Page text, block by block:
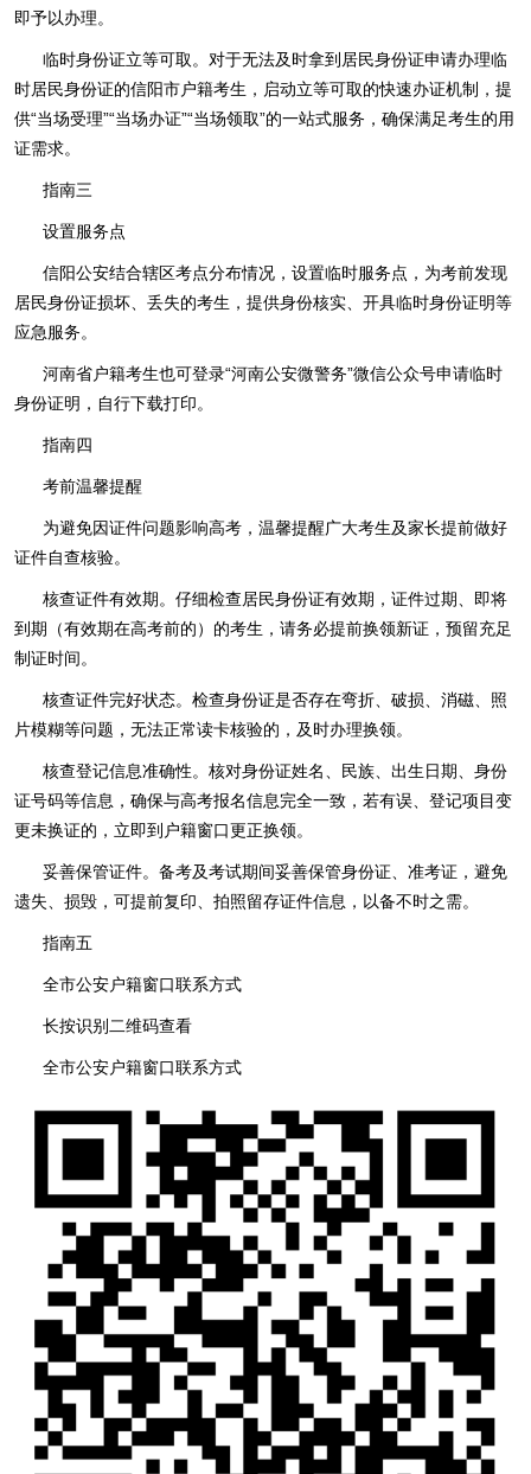
即予以办理。
临时身份证立等可取。对于无法及时拿到居民身份证申请办理临
时居民身份证的信阳市户籍考生，启动立等可取的快速办证机制，提
供“当场受理”“当场办证”“当场领取”的一站式服务，确保满足考生的用
证需求。
指南三
设置服务点
信阳公安结合辖区考点分布情况，设置临时服务点，为考前发现
居民身份证损坏、丢失的考生，提供身份核实、开具临时身份证明等
应急服务。
河南省户籍考生也可登录“河南公安微警务”微信公众号申请临时
身份证明，自行下载打印。
指南四
考前温馨提醒
为避免因证件问题影响高考，温馨提醒广大考生及家长提前做好
证件自查核验。
核查证件有效期。仔细检查居民身份证有效期，证件过期、即将
到期（有效期在高考前的）的考生，请务必提前换领新证，预留充足
制证时间。
核查证件完好状态。检查身份证是否存在弯折、破损、消磁、照
片模糊等问题，无法正常读卡核验的，及时办理换领。
核查登记信息准确性。核对身份证姓名、民族、出生日期、身份
证号码等信息，确保与高考报名信息完全一致，若有误、登记项目变
更未换证的，立即到户籍窗口更正换领。
妥善保管证件。备考及考试期间妥善保管身份证、准考证，避免
遗失、损毁，可提前复印、拍照留存证件信息，以备不时之需。
指南五
全市公安户籍窗口联系方式
长按识别二维码查看
全市公安户籍窗口联系方式